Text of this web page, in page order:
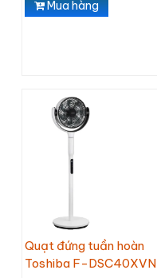
Mua hàng
Quạt đứng tuần hoàn
Toshiba F-DSC40XVN